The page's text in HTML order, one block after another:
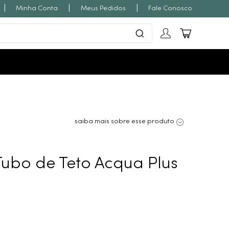
Minha Conta Meus Pedidos Fale Conosco
saiba mais sobre esse produto
de Teto Acqua Plus